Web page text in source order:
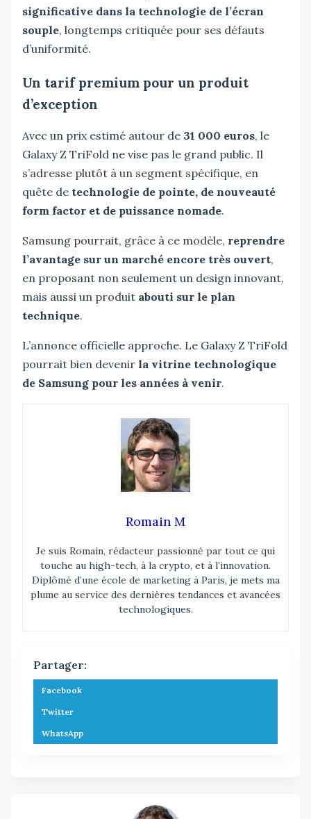
significative dans la technologie de l’écran
souple, longtemps critiquée pour ses défauts
d’uniformité.
Un tarif premium pour un produit
d’exception
Avec un prix estimé autour de 31 000 euros, le
Galaxy Z TriFold ne vise pas le grand public. Il
s’adresse plutôt à un segment spécifique, en
quête de technologie de pointe, de nouveauté
form factor et de puissance nomade.
Samsung pourrait, grâce à ce modèle, reprendre
l’avantage sur un marché encore très ouvert,
en proposant non seulement un design innovant,
mais aussi un produit abouti sur le plan
technique.
L’annonce officielle approche. Le Galaxy Z TriFold
pourrait bien devenir la vitrine technologique
de Samsung pour les années à venir.
Romain M
Je suis Romain, rédacteur passionné par tout ce qui
touche au high-tech, à la crypto, et à l’innovation.
Diplômé d’une école de marketing à Paris, je mets ma
plume au service des dernières tendances et avancées
technologiques.
Partager:
Facebook
Twitter
WhatsApp